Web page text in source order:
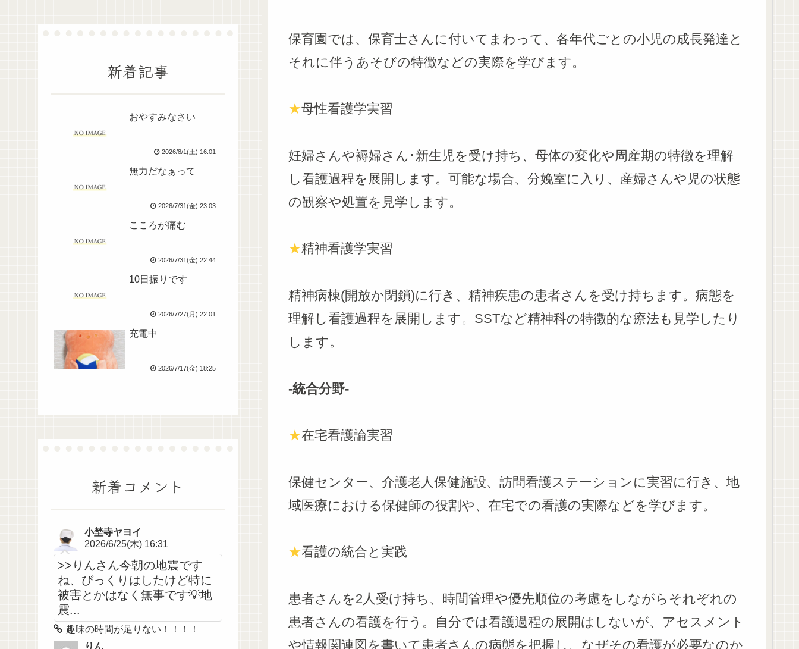
保育園では、保育士さんに付いてまわって、各年代ごとの小児の成長発達と
それに伴うあそびの特徴などの実際を学びます。
★母性看護学実習
妊婦さんや褥婦さん･新生児を受け持ち、母体の変化や周産期の特徴を理解
し看護過程を展開します。可能な場合、分娩室に入り、産婦さんや児の状態
の観察や処置を見学します。
★精神看護学実習
精神病棟(開放か閉鎖)に行き、精神疾患の患者さんを受け持ちます。病態を
理解し看護過程を展開します。SSTなど精神科の特徴的な療法も見学したり
します。
‐統合分野‐
★在宅看護論実習
保健センター、介護老人保健施設、訪問看護ステーションに実習に行き、地
域医療における保健師の役割や、在宅での看護の実際などを学びます。
★看護の統合と実践
患者さんを2人受け持ち、時間管理や優先順位の考慮をしながらそれぞれの
患者さんの看護を行う。自分では看護過程の展開はしないが、アセスメント
や情報関連図を書いて患者さんの病態を把握し、なぜその看護が必要なのか
新着記事
おやすみなさい
2026/8/1(土) 16:01
無力だなぁって
2026/7/31(金) 23:03
こころが痛む
2026/7/31(金) 22:44
10日振りです
2026/7/27(月) 22:01
充電中
2026/7/17(金) 18:25
新着コメント
小埜寺ヤヨイ
2026/6/25(木) 16:31
>>りんさん今朝の地震です
ね、びっくりはしたけど特に
被害とかはなく無事です💡地
震...
趣味の時間が足りない！！！！
りん